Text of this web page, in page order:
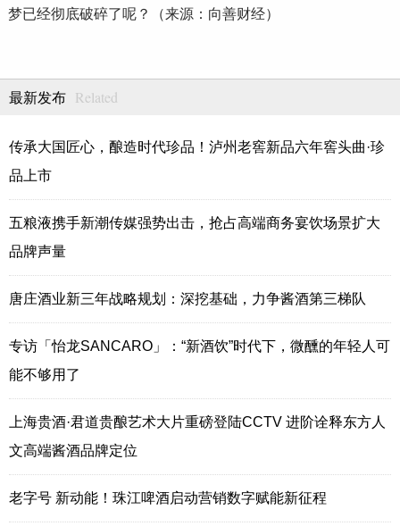
梦已经彻底破碎了呢？（来源：向善财经）
最新发布 Related
传承大国匠心，酿造时代珍品！泸州老窖新品六年窖头曲·珍
品上市
五粮液携手新潮传媒强势出击，抢占高端商务宴饮场景扩大
品牌声量
唐庄酒业新三年战略规划：深挖基础，力争酱酒第三梯队
专访「怡龙SANCARO」：“新酒饮”时代下，微醺的年轻人可
能不够用了
上海贵酒·君道贵酿艺术大片重磅登陆CCTV 进阶诠释东方人
文高端酱酒品牌定位
老字号 新动能！珠江啤酒启动营销数字赋能新征程